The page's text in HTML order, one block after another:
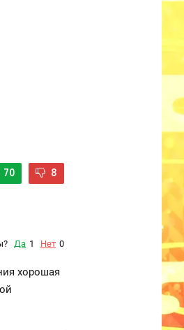
70 8
Да 1 Нет 0
хорошая